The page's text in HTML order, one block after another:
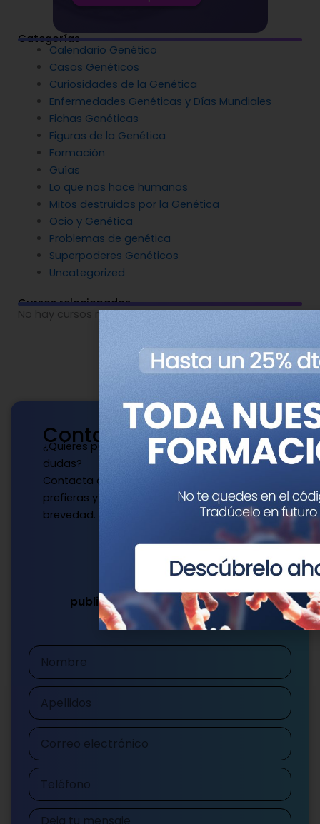
Categorías
Calendario Genético
Casos Genéticos
Curiosidades de la Genética
Enfermedades Genéticas y Días Mundiales
Fichas Genéticas
Figuras de la Genética
Formación
Guías
Lo que nos hace humanos
Mitos destruidos por la Genética
Ocio y Genética
Problemas de genética
Superpoderes Genéticos
Uncategorized
Cursos relacionados
No hay cursos relacionados o imágenes disponibles.
Contacto
¿Quieres publicar con nosotros? ¿Tienes
dudas?
Contacta con nosotros de la manera que
prefieras y te responderemos a la mayor
brevedad.
Escríbenos
publicaciones@genotipia.com
Nombre
Apellidos
Correo
electrónico
Teléfono
Mensaje